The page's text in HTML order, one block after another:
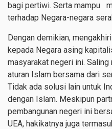
bagi pertiwi. Serta mampu
terhadap Negara-negara
Dengan demikian,
kepada Negara asing
masyarakat negeri ini. Saling
aturan Islam bersama dari
Tidak ada solusi lain untuk
dengan Islam. Meskipun
pembangunan negeri ini
UEA, hakikatnya juga